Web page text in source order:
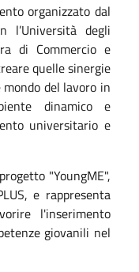
organizzato dal
l’Università degli
di Commercio e
quelle sinergie
del lavoro in
dinamico e
universitario e
"YoungME",
e rappresenta
l'inserimento
giovanili nel